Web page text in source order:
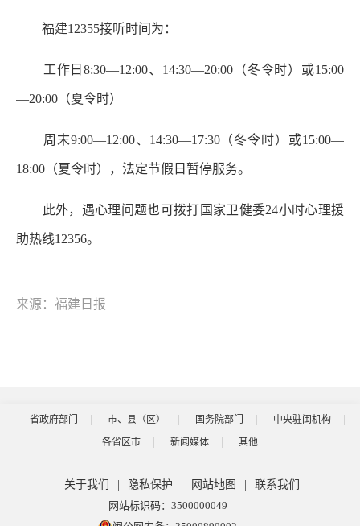
福建12355接听时间为：
工作日8:30—12:00、14:30—20:00（冬令时）或15:00
—20:00（夏令时）
周末9:00—12:00、14:30—17:30（冬令时）或15:00—
18:00（夏令时），法定节假日暂停服务。
此外，遇心理问题也可拨打国家卫健委24小时心理援
助热线12356。
来源：福建日报
省政府部门 市、县（区） 国务院部门
中央驻闽机构
各省区市
新闻媒体 其他
关于我们 隐私保护 网站地图
联系我们
网站标识码：3500000049